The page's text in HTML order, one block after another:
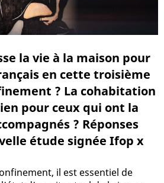
la vie à la maison pour
en cette troisième
? La cohabitation
pour ceux qui ont la
? Réponses
étude signée Ifop x
il est essentiel de